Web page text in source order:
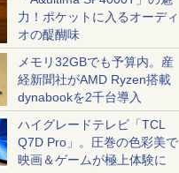
力！ポケットに入るオーディ
オの醍醐味
メモリ32GBでも予算内。産
経新聞社がAMD Ryzen搭載
dynabookを2千台導入
ハイグレードテレビ「TCL
Q7D Pro」。圧巻の色彩美で
映画＆ゲームが極上体験に